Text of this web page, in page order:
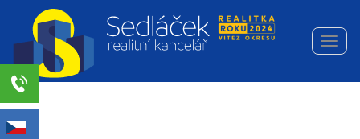
Realitní
kancelář
Sedláček